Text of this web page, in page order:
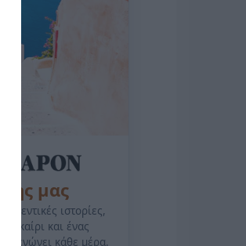
μας
ιστορίες,
και ένας
ενώνει κάθε μέρα.